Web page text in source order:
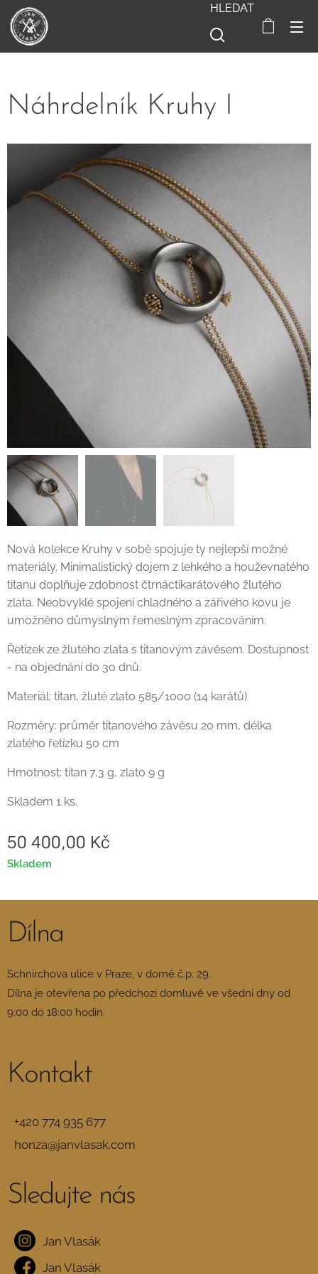
HLEDAT
Náhrdelník Kruhy I
Nová kolekce Kruhy v sobě spojuje ty nejlepší možné
materiály. Minimalistický dojem z lehkého a houževnatého
titanu doplňuje zdobnost čtrnáctikarátového žlutého
zlata. Neobvyklé spojení chladného a zářivého kovu je
umožněno důmyslným řemeslným zpracováním.
Řetízek ze žlutého zlata s titanovým závěsem. Dostupnost
- na objednání do 30 dnů.
Materiál: titan, žluté zlato 585/1000 (14 karátů)
Rozměry: průměr titanového závěsu 20 mm, délka
zlatého řetízku 50 cm
Hmotnost: titan 7,3 g, zlato 9 g
Skladem 1 ks.
50 400,00 Kč
Skladem
Dílna
Schnirchova ulice v Praze, v domě č.p. 29.
Dílna je otevřena po předchozí domluvě ve všední dny od
9:00 do 18:00 hodin.
Kontakt
+420 774 935 677
honza@janvlasak.com
Sledujte nás
Jan Vlasák
Jan Vlasák